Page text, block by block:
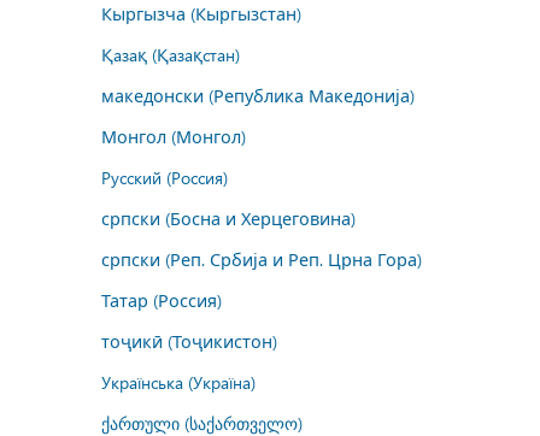
Кыргызча (Кыргызстан)
Қазақ (Қазақстан)
македонски (Република Македонија)
Монгол (Монгол)
Русский (Россия)
српски (Босна и Херцеговина)
српски (Реп. Србија и Реп. Црна Гора)
Татар (Россия)
тоҷикӣ (Тоҷикистон)
Українська (Україна)
ქართული (საქართველო)